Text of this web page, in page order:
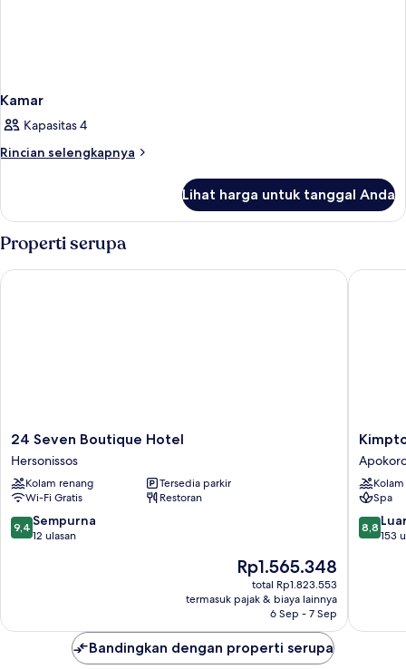
Kamar
Kapasitas 4
Rincian selengkapnya
Rincian
Kamar
Lihat harga untuk tanggal Anda
Properti serupa
24
Seven
Boutique
Hotel
Hersonissos
24 Seven Boutique Hotel
Hersonissos
Kolam renang
Tersedia parkir
Wi-Fi Gratis
Restoran
9.4
dari
9,4 Sempurna
12 ulasan
Harga
sekarang
Rp1.565.348
Rp1.565.348
total Rp1.823.553
termasuk pajak & biaya lainnya
6 Sep - 7 Sep
24 Seven Boutique Hotel
Kimpton
La
Mer
Crete
Spa
8.8
dari
8,8
153
Bandingkan dengan properti serupa